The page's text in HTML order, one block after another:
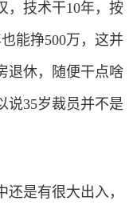
，技术干10年，按
能挣500万，这并
退休，随便干点啥
说35岁裁员并不是
是有很大出入，